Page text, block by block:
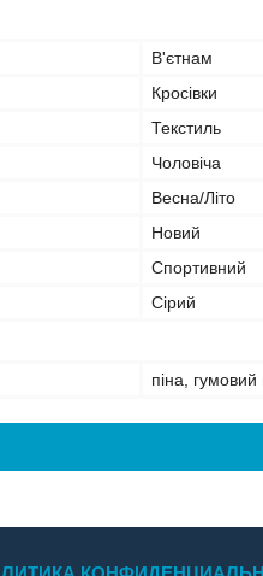
В'єтнам
Кросівки
Текстиль
Чоловіча
Весна/Літо
Новий
Спортивний
Сірий
піна, гумовий